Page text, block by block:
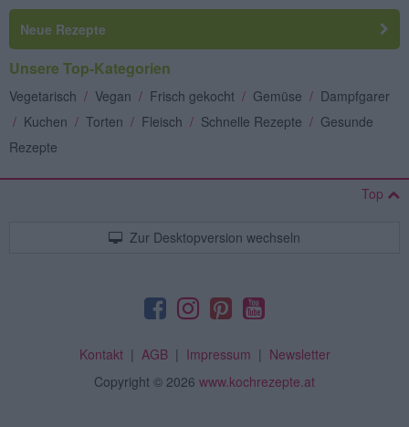
Neue Rezepte
Unsere Top-Kategorien
Vegetarisch / Vegan / Frisch gekocht / Gemüse / Dampfgarer
/ Kuchen / Torten / Fleisch / Schnelle Rezepte / Gesunde
Rezepte
Top
Zur Desktopversion wechseln
Kontakt| AGB| Impressum | Newsletter
Copyright © 2026 www.kochrezepte.at